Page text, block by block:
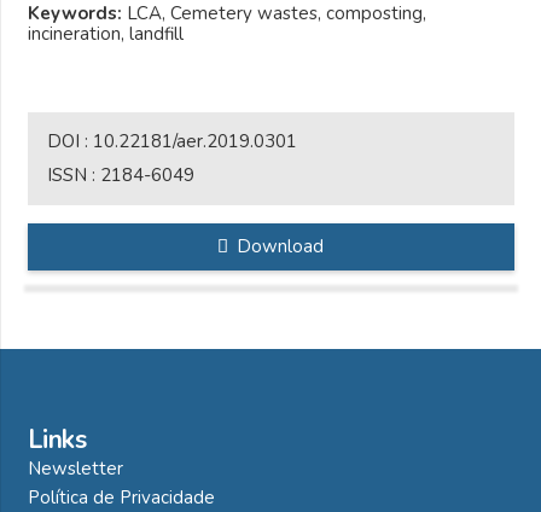
Keywords: LCA, Cemetery wastes, composting,
incineration, landfill
DOI : 10.22181/aer.2019.0301
ISSN : 2184-6049
Download
Links
Newsletter
Política de Privacidade